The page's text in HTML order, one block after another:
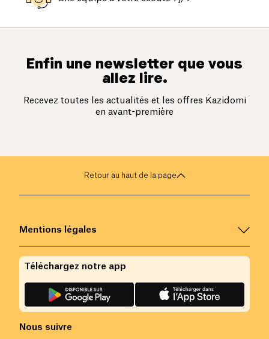
Enfin une newsletter que vous
allez lire.
Recevez toutes les actualités et les offres Kazidomi
en avant-première
Retour au haut de la page
Mentions légales
Nous suivre
Téléchargez notre app